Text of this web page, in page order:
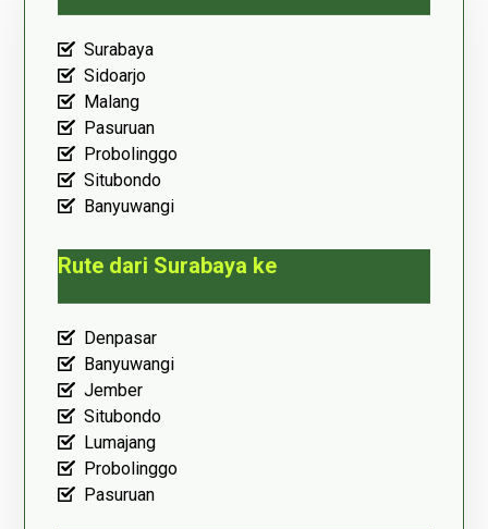
Surabaya
Sidoarjo
Malang
Pasuruan
Probolinggo
Situbondo
Banyuwangi
Rute dari Surabaya ke
Denpasar
Banyuwangi
Jember
Situbondo
Lumajang
Probolinggo
Pasuruan